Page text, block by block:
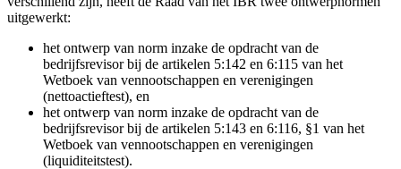
uitgewerkt:
het ontwerp van norm inzake de opdracht van de
bedrijfsrevisor bij de artikelen 5:142 en 6:115 van het
Wetboek van vennootschappen en verenigingen
(nettoactieftest), en
het ontwerp van norm inzake de opdracht van de
bedrijfsrevisor bij de artikelen 5:143 en 6:116, §1 van het
Wetboek van vennootschappen en verenigingen
(liquiditeitstest).